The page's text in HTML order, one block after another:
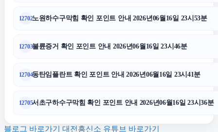
부산휴대폰성지
안산이혼전문변호사
12702노원하수구막힘 확인 포인트 안내 2026년06월16일 23시53분
12703불륜증거 확인 포인트 안내 2026년06월16일 23시46분
12704동탄임플란트 확인 포인트 안내 2026년06월16일 23시41분
12705서초구하수구막힘 확인 포인트 안내 2026년06월16일 23시36분
블로그 바로가기 대전흥신소 유튜브 바로가기